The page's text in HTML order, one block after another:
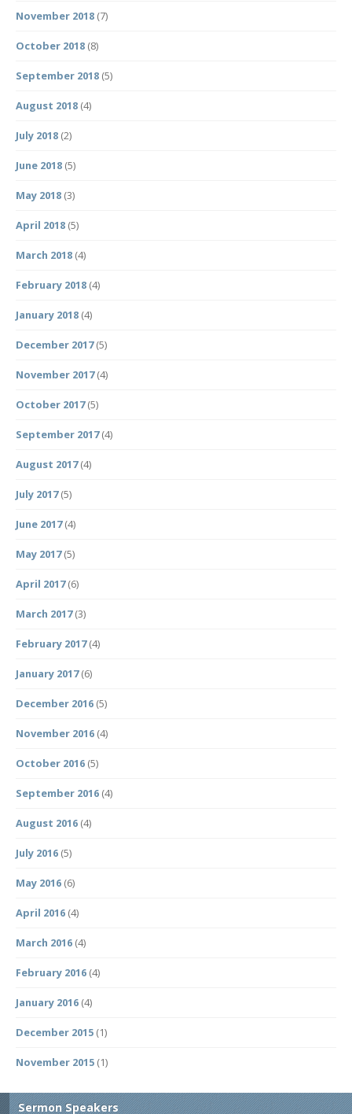
November 2018 (7)
October 2018 (8)
September 2018 (5)
August 2018 (4)
July 2018 (2)
June 2018 (5)
May 2018 (3)
April 2018 (5)
March 2018 (4)
February 2018 (4)
January 2018 (4)
December 2017(5)
November 2017(4)
October 2017(5)
September 2017(4)
August 2017(4)
July 2017(5)
June 2017(4)
May 2017(5)
April 2017(6)
March 2017(3)
February 2017(4)
January 2017(6)
December 2016 (5)
November 2016 (4)
October 2016 (5)
September 2016 (4)
August 2016 (4)
July 2016 (5)
May 2016 (6)
April 2016 (4)
March 2016 (4)
February 2016 (4)
January 2016 (4)
December 2015 (1)
November 2015 (1)
Sermon Speakers